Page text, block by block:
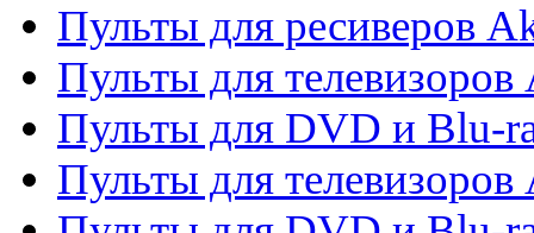
Пульты для ресиверов
Пульты для телевизоров
Пульты для DVD и Blu-
Пульты для